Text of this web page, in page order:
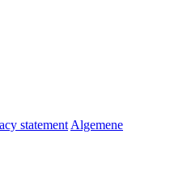
statement Algemene